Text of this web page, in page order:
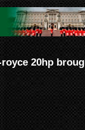
#grk31, #gdk10